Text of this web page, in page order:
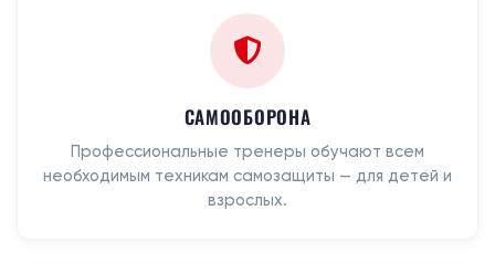
САМООБОРОНА
Профессиональные тренеры обучают всем
необходимым техникам самозащиты — для детей и
взрослых.